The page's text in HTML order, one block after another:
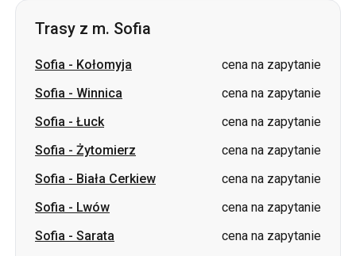
Trasy z m. Sofia
Sofia - Kołomyja
cena na zapytanie
Sofia - Winnica
cena na zapytanie
Sofia - Łuck
cena na zapytanie
Sofia - Żytomierz
cena na zapytanie
Sofia - Biała Cerkiew
cena na zapytanie
Sofia - Lwów
cena na zapytanie
Sofia - Sarata
cena na zapytanie